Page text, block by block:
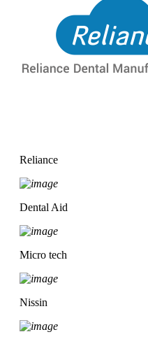
Reliance
Dental Aid
Micro tech
Nissin